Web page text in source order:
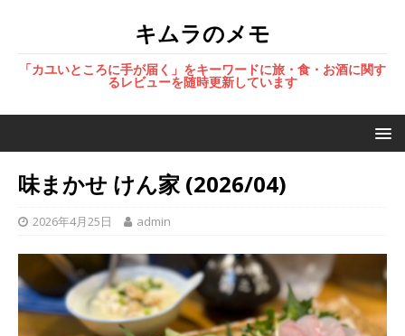
キムラのメモ
「カユいところに手が届く」をキーワードに旅・食・お酒に関す
るレビューを随時更新しています
味まかせ けん家 (2026/04)
2026年4月25日 admin